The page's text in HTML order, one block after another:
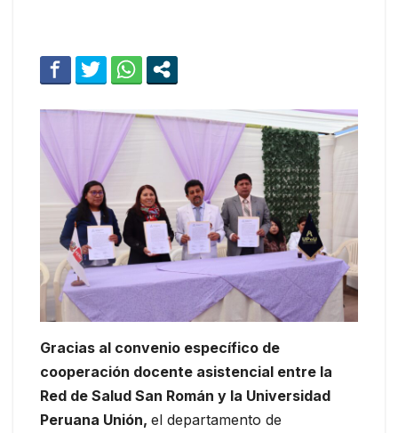
Gracias al convenio específico de
cooperación docente asistencial entre la
Red de Salud San Román y la Universidad
Peruana Unión, el departamento de